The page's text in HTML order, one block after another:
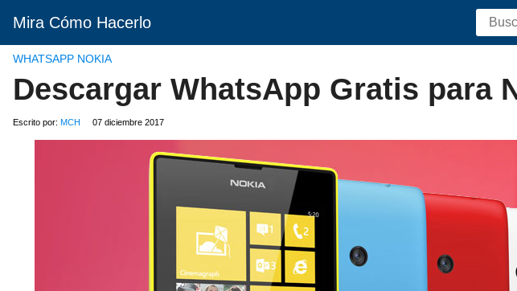
Mira Cómo Hacerlo
WHATSAPP NOKIA
Descargar WhatsApp Gratis para
Escrito por: MCH 07 diciembre 2017